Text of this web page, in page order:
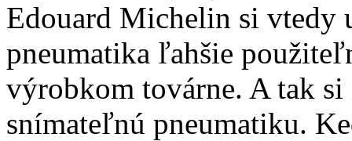
Edouard Michelin si vtedy
pneumatika ľahšie
výrobkom továrne. A tak
snímateľnú pneumatiku.